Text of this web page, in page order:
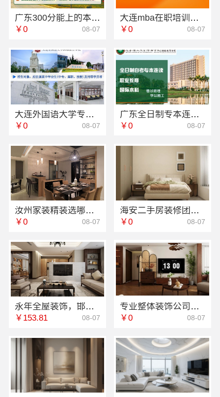
广东300分能上的本科大学招生方式-北京理工大学珠海学院继教院
￥0 08-07
大连mba在职培训机构哪家好 社科赛斯MBA考研名师授课全程指导
￥0 08-07
大连外国语大学专科电话服务资讯
￥0 08-07
广东全日制专本连读大专学校-北京理工大学珠海学院继续教育学院
￥0 08-07
汝州家装精装选哪家？河南璟臻环保建材有限公司品质交付
￥0 08-07
海安二手房装修团队，南通宏域全宅装饰建材有限公司专业施工
￥0 08-07
永年全屋装饰，邯郸至臻全宅新材料有限公司一站式服务
￥153.81 08-07
专业整体装饰公司预算南通宏域全宅装饰建材有限公司
￥0 08-07